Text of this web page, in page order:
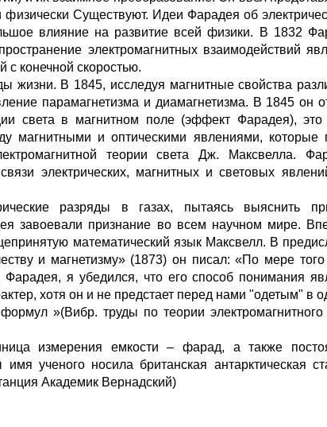
физически Существуют. Идеи Фарадея об
влияние на развитие всей физики. В 1832
электромагнитных взаимодействий
с конечной скоростью.
жизни. В 1845, исследуя магнитные свойства
парамагнетизма и диамагнетизма. В 1845 он
света в магнитном поле (эффект Фарадея),
магнитными и оптическими явлениями, которые
теории света Дж. Максвелла.
электрических, магнитных и световых
разряды в газах, пытаясь выяснить
завоевали признание во всем научном мире.
математический язык Максвелл. В
и магнетизму» (1873) он писал: «По мере того
Фарадея, я убедился, что его способ понимания
хотя он и не предстает перед нами "одетым" в
»(Вибр. труды по теории электромагнитного
измерения емкости – фарад, а также
ученого носила британская антарктическая
Академик Вернадский)